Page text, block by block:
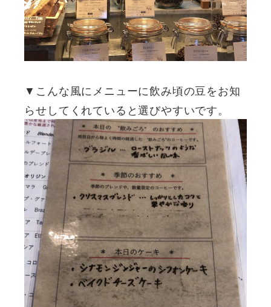
▼こんな風にメニューに飲み頃の豆をお知
らせしてくれていると選びやすいです。